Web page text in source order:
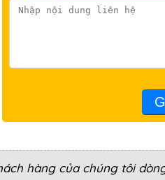
hàng của chúng tôi